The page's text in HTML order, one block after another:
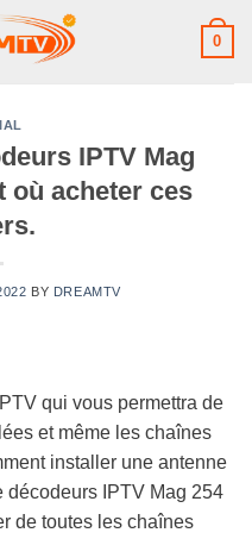
0
IPTV Mag
où acheter ces
BY DREAMTV
qui vous permettra de
et même les chaînes
installer une antenne
décodeurs IPTV Mag 254
de toutes les chaînes